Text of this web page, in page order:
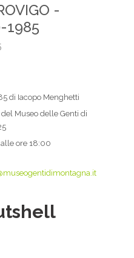
-
1985
di Iacopo Menghetti
Museo delle Genti di
ore 18:00